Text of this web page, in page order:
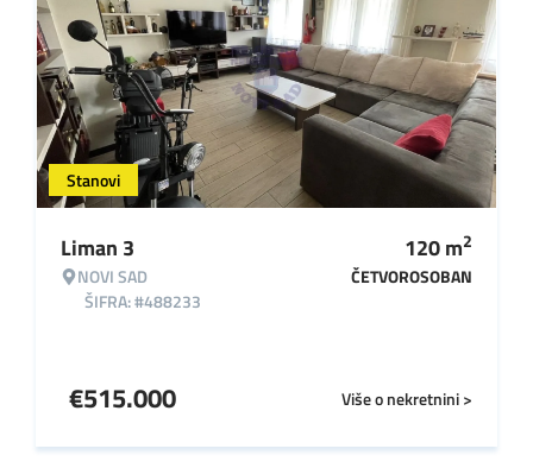
Stanovi
Liman 3
NOVI SAD
ŠIFRA: #488233
120m2
ČETVOROSOBAN
Više o nekretnini >
€515.000